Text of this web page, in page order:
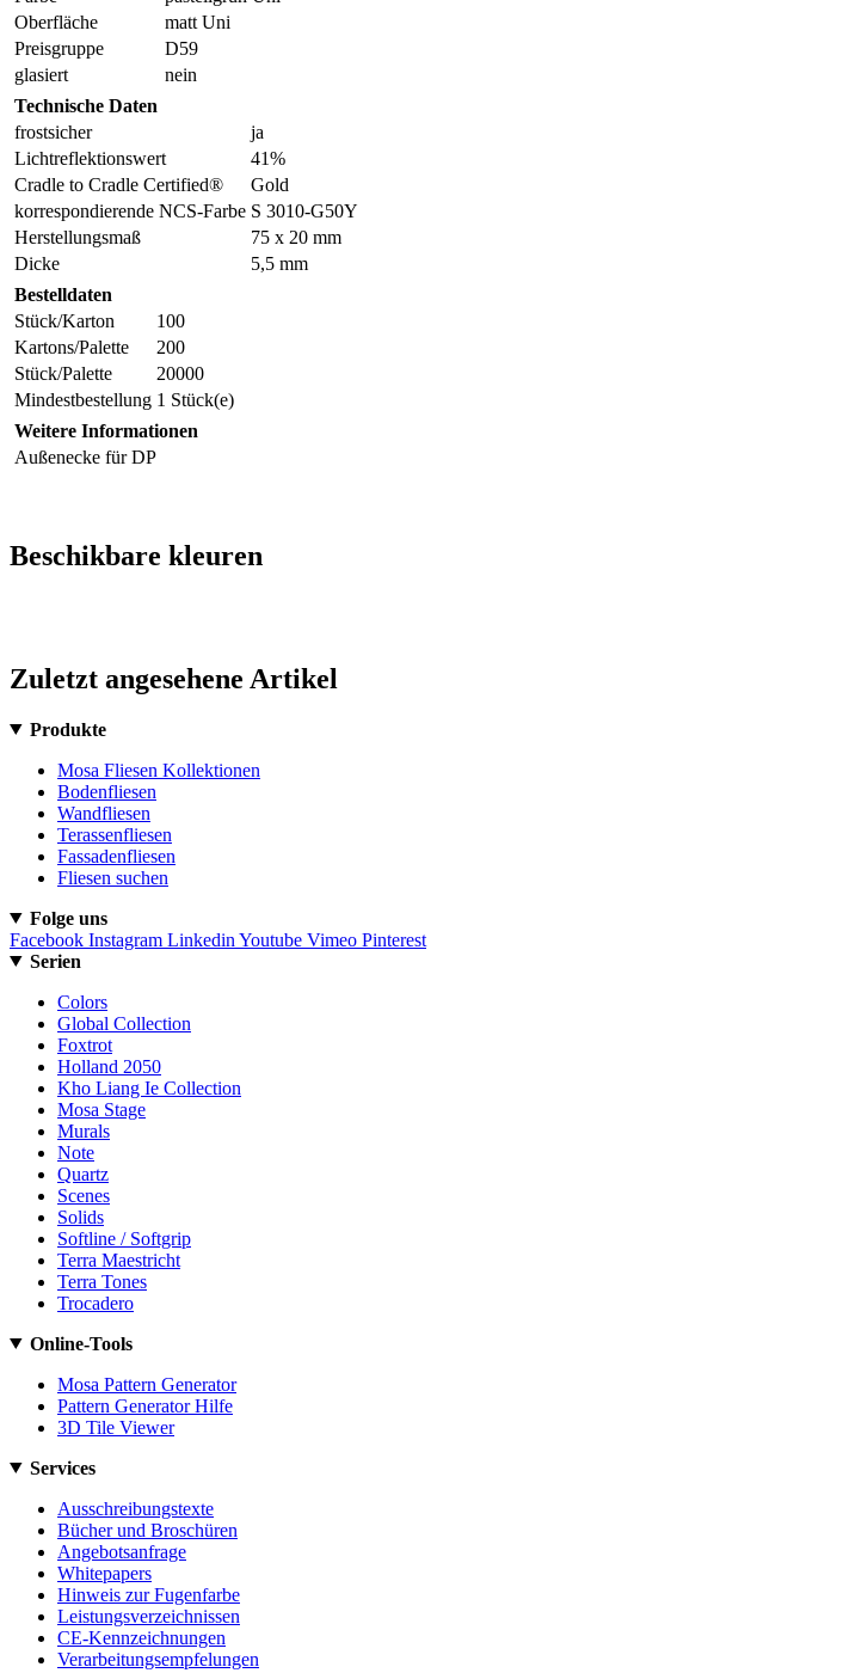
Oberfläche
matt Uni
Preisgruppe
D59
glasiert
nein
Technische Daten
frostsicher
ja
Lichtreflektionswert
41%
Cradle to Cradle Certified®
Gold
korrespondierende NCS-Farbe S 3010-G50Y
Herstellungsmaß
75 x 20 mm
Dicke
5,5 mm
Bestelldaten
Stück/Karton
100
Kartons/Palette
200
Stück/Palette
20000
Mindestbestellung 1 Stück(e)
Weitere Informationen
Außenecke für DP
Beschikbare kleuren
Zuletzt angesehene Artikel
Produkte
Mosa Fliesen Kollektionen
Bodenfliesen
Wandfliesen
Terassenfliesen
Fassadenfliesen
Fliesen suchen
Folge uns
Facebook Instagram Linkedin Youtube Vimeo Pinterest
Serien
Colors
Global Collection
Foxtrot
Holland 2050
Kho Liang Ie Collection
Mosa Stage
Murals
Note
Quartz
Scenes
Solids
Softline / Softgrip
Terra Maestricht
Terra Tones
Trocadero
Online-Tools
Mosa Pattern Generator
Pattern Generator Hilfe
3D Tile Viewer
Services
Ausschreibungstexte
Bücher und Broschüren
Angebotsanfrage
Whitepapers
Hinweis zur Fugenfarbe
Leistungsverzeichnissen
CE-Kennzeichnungen
Verarbeitungsempfelungen